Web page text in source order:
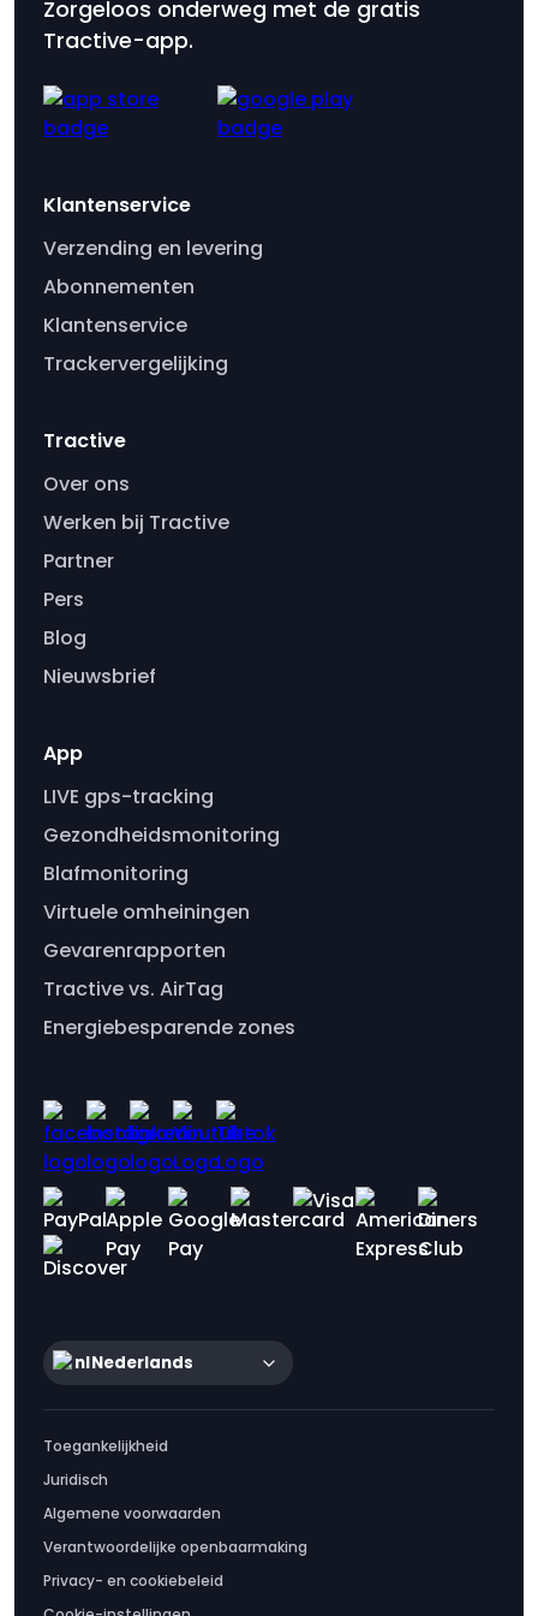
Zorgeloos onderweg met de gratis
Tractive-app.
Klantenservice
Verzending en levering
Abonnementen
Klantenservice
Trackervergelijking
Tractive
Over ons
Werken bij Tractive
Partner
Pers
Blog
Nieuwsbrief
App
LIVE gps-tracking
Gezondheidsmonitoring
Blafmonitoring
Virtuele omheiningen
Gevarenrapporten
Tractive vs. AirTag
Energiebesparende zones
Nederlands
Toegankelijkheid
Juridisch
Algemene voorwaarden
Verantwoordelijke openbaarmaking
Privacy- en cookiebeleid